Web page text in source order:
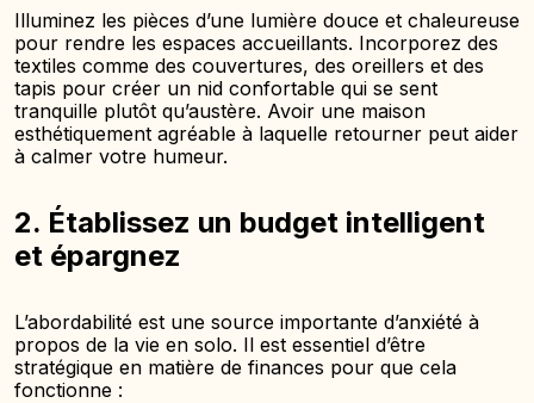
Illuminez les pièces d’une lumière douce et chaleureuse
pour rendre les espaces accueillants. Incorporez des
textiles comme des couvertures, des oreillers et des
tapis pour créer un nid confortable qui se sent
tranquille plutôt qu’austère. Avoir une maison
esthétiquement agréable à laquelle retourner peut aider
à calmer votre humeur.
2. Établissez un budget intelligent
et épargnez
L’abordabilité est une source importante d’anxiété à
propos de la vie en solo. Il est essentiel d’être
stratégique en matière de finances pour que cela
fonctionne :